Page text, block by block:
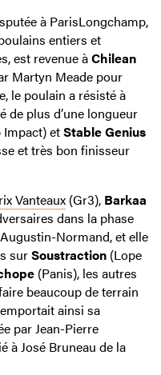
à ParisLongchamp,
entiers et
est revenue àChilean
Martyn Meade pour
le poulain a résisté à
de plus d’une longueur
Impact) etStable Genius
et très bon finisseur
Vanteaux (Gr3), Barkaa
dans la phase
Normand, et elle
surSoustraction (Lope
(Panis), les autres
beaucoup de terrain
ainsi sa
par Jean-Pierre
à José Bruneau de la